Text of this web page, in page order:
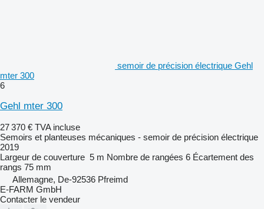
semoir de précision électrique Gehl
mter 300
6
Gehl mter 300
27 370 € TVA incluse
Semoirs et planteuses mécaniques - semoir de précision électrique
2019
Largeur de couverture 5 m Nombre de rangées 6 Écartement des
rangs 75 mm
Allemagne, De-92536 Pfreimd
E-FARM GmbH
Contacter le vendeur